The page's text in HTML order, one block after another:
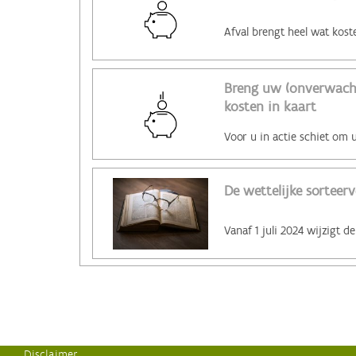
Breng uw
kosten in kaart
De wettelijke